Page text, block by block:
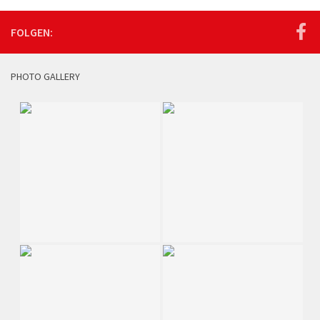
FOLGEN:
PHOTO GALLERY